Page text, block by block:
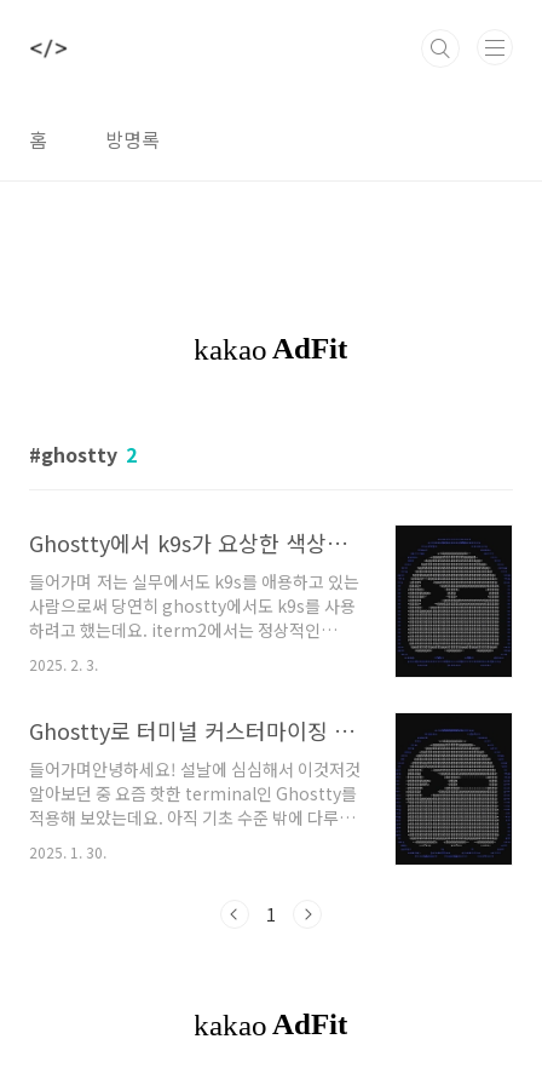
홈 방명록
ghostty 2
Ghostty에서 k9s가 요상한 색상으로 보인다면?
들어가며 저는 실무에서도 k9s를 애용하고 있는
사람으로써 당연히 ghostty에서도 k9s를 사용
하려고 했는데요. iterm2에서는 정상적인
color로 보이지만, ghostty를 사용하면 위의 사
진과 같이 color가 요상하게 보이는 이슈가 발생
아?!? https://github.com/derailed/k9s/issues/3049 Wrong
colors in ghostty · Issue #3049 ·
derailed/k9sDescribe the bug Wrong
colors in ghostty. I set the background
color to #ff0000 and took a screenshot in
ghostty and wezterm. Wezterm uses..
2025. 2. 3.
Ghostty로 터미널 커스터마이징 해보기 (한글 폰트 적용)
들어가며안녕하세요! 설날에 심심해서 이것저것
알아보던 중 요즘 핫한 terminal인 Ghostty를
적용해 보았는데요. 아직 기초 수준 밖에 다루지
못하지만, 제가 적용해 본 내용들에 대해 포스팅
해 보았습니다! (계속 사용해보면서 설정하는 내
글은 mac 기준으로 작성되었습니
acceleration.ghostty.org 사실 Ghostty를
2025. 1. 30.
1